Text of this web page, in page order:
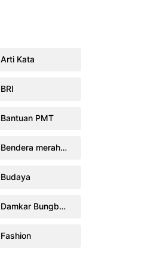
Arti Kata
BRI
Bantuan PMT
Bendera merah putih
Budaya
Damkar Bungbulang
Fashion